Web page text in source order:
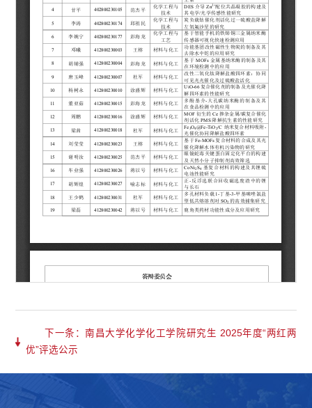
下一条：南昌大学化学化工学院研究生 2025年度“两红两
优”评选公示